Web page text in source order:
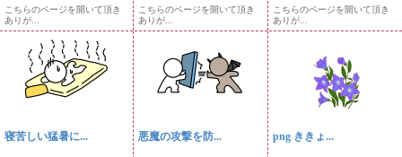
こちらのページを開いて頂き
ありが...
こちらのページを開いて頂き
ありが...
こちらのページを開いて頂き
ありが...
寝苦しい猛暑に... 悪魔の攻撃を防... png ききょ...